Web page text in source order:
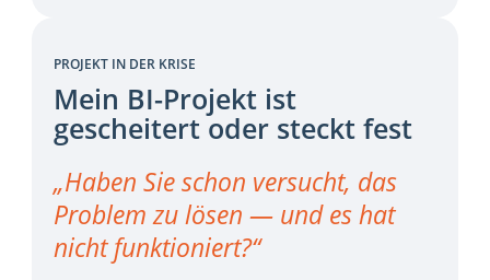
PROJEKT IN DER KRISE
Mein BI-Projekt ist
gescheitert oder steckt fest
„Haben Sie schon versucht, das
Problem zu lösen — und es hat
nicht funktioniert?“